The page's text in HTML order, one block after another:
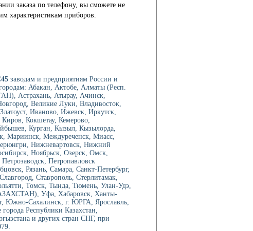
заказа по телефону, вы сможете не
характеристикам приборов.
заводам и предприятиям России и
Абакан, Актобе, Алматы (Респ.
Астрахань, Атырау, Ачинск,
Великие Луки, Владивосток,
Иваново, Ижевск, Иркутск,
Кокшетау, Кемерово,
Курган, Кызыл, Кызылорда,
Мариинск, Междуреченск, Миасс,
Нижневартовск, Нижний
Ноябрьск, Озерск, Омск,
Петропавловск
Рязань, Самара, Санкт-Петербург,
Ставрополь, Стерлитамак,
Томск, Тында, Тюмень, Улан-Удэ,
Уфа, Хабаровск, Ханты-
Южно-Сахалинск, г. ЮРГА, Ярославль,
Республики Казахстан,
и других стран СНГ, при